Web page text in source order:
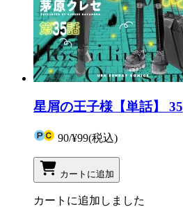
星屑の王子様【単話】 35
90/¥99(税込)
カートに追加
カートに追加しました